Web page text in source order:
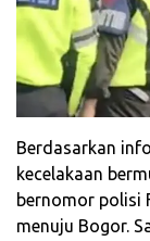
Berdasarkan
kecelakaan
bernomor polisi
menuju Bogor.